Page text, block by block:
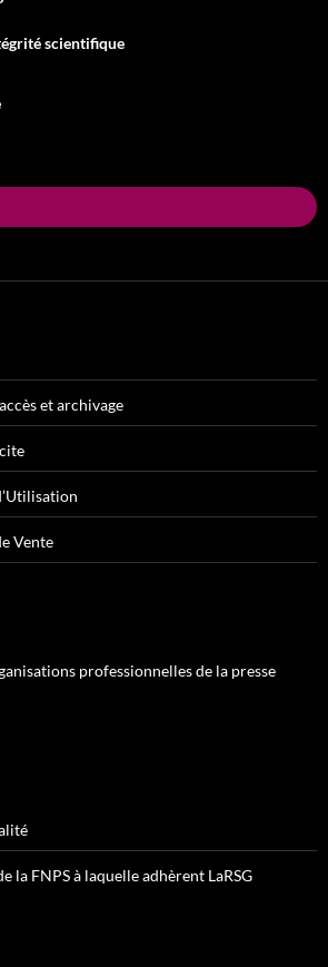
scientifique
et archivage
Vente
professionnelles de la presse
la FNPS à laquelle adhèrent LaRSG